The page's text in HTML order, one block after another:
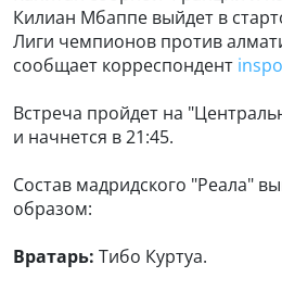
Килиан Мбаппе выйдет в
Лиги чемпионов против
сообщает корреспондент
Встреча пройдет на
и начнется в 21:45.
Состав мадридского "Реала"
образом:
Вратарь: Тибо Куртуа.